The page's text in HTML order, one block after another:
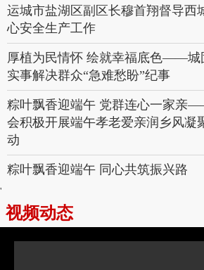
运城市盐湖区副区长穆首翔督导西
心安全生产工作
厚植为民情怀 绘就幸福底色——城
实事解决群众“急难愁盼”纪事
粽叶飘香迎端午 党群连心一家亲
会积极开展端午孝老爱亲润乡风凝
动
粽叶飘香迎端午 同心共筑振兴路
'
视频动态